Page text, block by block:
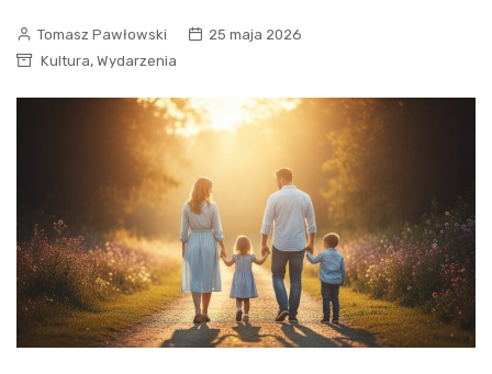
Tomasz Pawłowski
25 maja 2026
Kultura, Wydarzenia